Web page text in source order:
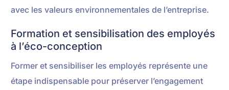
avec les valeurs environnementales de l’entreprise.
Formation et sensibilisation des employés
à l’éco-conception
Former et sensibiliser les employés représente une
étape indispensable pour préserver l’engagement